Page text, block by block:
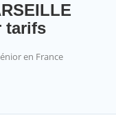
tarifs
en France